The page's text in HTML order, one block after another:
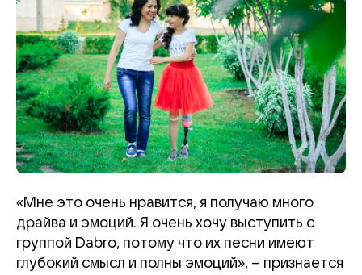
«Мне это очень нравится, я получаю много
драйва и эмоций. Я очень хочу выступить с
группой Dabro, потому что их песни имеют
глубокий смысл и полны эмоций», – признается